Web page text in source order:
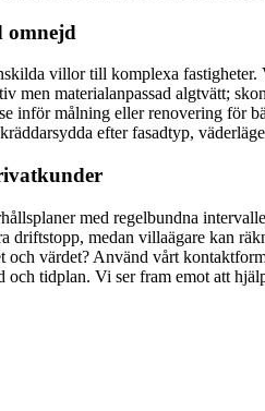
omnejd
villor till komplexa
men materialanpassad algtvätt;
inför målning eller renovering
efter fasadtyp,
med regelbundna
medan villaägare kan
värdet? Använd vårt
tidplan. Vi ser fram emot att